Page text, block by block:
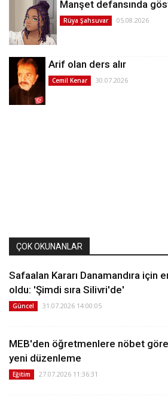
Manşet defansında
Rüya Şahsuvar 05.08.2026
Arif olan ders alır
Cemil Kenar 30.07.2026
ÇOK OKUNANLAR
Safaalan Kararı Danamandıra için
oldu: 'Şimdi sıra Silivri'de'
Güncel 31.07.2026 14:00:05
MEB'den öğretmenlere nöbet
yeni düzenleme
Eğitim 27.07.2026 11:36:31